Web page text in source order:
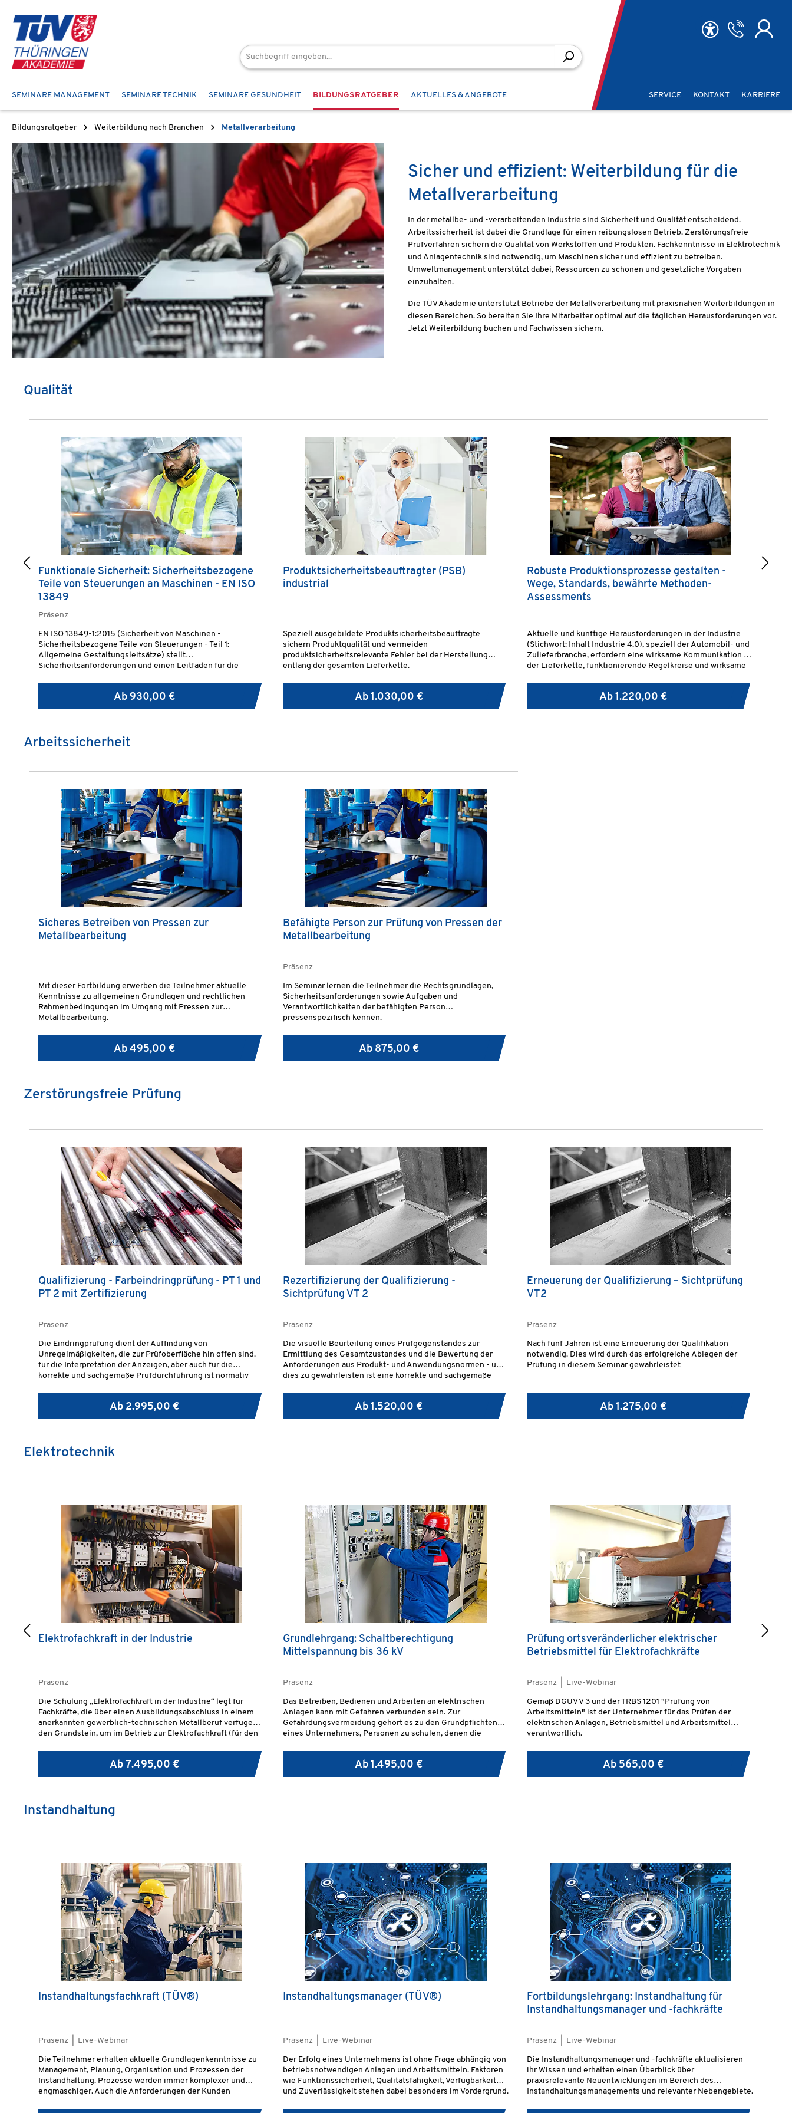
Hauptinhalt springen
Zur Suche springen
Zur Hauptnavigation springen
SEMINARE MANAGEMENT SEMINARE TECHNIK SEMINARE GESUNDHEIT BILDUNGSRATGEBER AKTUELLES & ANGEBOTE SERVICE KONTAKT KARRIERE
Bildungsratgeber Weiterbildung nach Branchen Metallverarbeitung
Sicher und effizient: Weiterbildung für die
Metallverarbeitung
In der metallbe- und -verarbeitenden Industrie sind Sicherheit und Qualität entscheidend.
Arbeitssicherheit ist dabei die Grundlage für einen reibungslosen Betrieb. Zerstörungsfreie
Prüfverfahren sichern die Qualität von Werkstoffen und Produkten. Fachkenntnisse in Elektrotechnik
und Anlagentechnik sind notwendig, um Maschinen sicher und effizient zu betreiben.
Umweltmanagement unterstützt dabei, Ressourcen zu schonen und gesetzliche Vorgaben
einzuhalten.
Die TÜV Akademie unterstützt Betriebe der Metallverarbeitung mit praxisnahen Weiterbildungen in
diesen Bereichen. So bereiten Sie Ihre Mitarbeiter optimal auf die täglichen Herausforderungen vor.
Jetzt Weiterbildung buchen und Fachwissen sichern.
Qualität
Funktionale Sicherheit: Sicherheitsbezogene
Teile von Steuerungen an Maschinen - EN ISO
13849
Präsenz
EN ISO 13849-1:2015 (Sicherheit von Maschinen -
Sicherheitsbezogene Teile von Steuerungen - Teil 1:
Allgemeine Gestaltungsleitsätze) stellt
Sicherheitsanforderungen und einen Leitfaden für die
sicherheitsbezogener Teile von Steuerungen im Kontext der
Sicherheit von Maschinen bereit.
Ab930,00 €
Produktsicherheitsbeauftragter (PSB)
industrial
Speziell ausgebildete Produktsicherheitsbeauftragte
sichern Produktqualität und vermeiden
produktsicherheitsrelevante Fehler bei der Herstellung
entlang der gesamten Lieferkette.
Ab 1.030,00 €
Robuste Produktionsprozesse gestalten -
Wege, Standards, bewährte Methoden-
Assessments
Aktuelle und künftige Herausforderungen in der Industrie
(Stichwort: Inhalt Industrie 4.0), speziell der Automobil- und
Zulieferbranche, erfordern eine wirksame Kommunikation in
der Lieferkette, funktionierende Regelkreise und wirksame
Ab1.220,00 €
Arbeitssicherheit
Sicheres Betreiben von Pressen zur
Metallbearbeitung
Mit dieser Fortbildung erwerben die Teilnehmer aktuelle
Kenntnisse zu allgemeinen Grundlagen und rechtlichen
Rahmenbedingungen im Umgang mit Pressen zur
Metallbearbeitung.
Ab495,00 €
Befähigte Person zur Prüfung von Pressen der
Metallbearbeitung
Präsenz
Im Seminar lernen die Teilnehmer die Rechtsgrundlagen,
Sicherheitsanforderungen sowie Aufgaben und
Verantwortlichkeiten der befähigten Person
pressenspezifisch kennen.
Ab 875,00 €
Zerstörungsfreie Prüfung
Qualifizierung - Farbeindringprüfung - PT 1 und
PT 2 mit Zertifizierung
Präsenz
Die Eindringprüfung dient der Auffindung von
Unregelmäßigkeiten, die zur Prüfoberfläche hin offen sind.
für die Interpretation der Anzeigen, aber auch für die
korrekte und sachgemäße Prüfdurchführung ist normativ
Ab 2.995,00 €
Rezertifizierung der Qualifizierung -
Sichtprüfung VT 2
Präsenz
Die visuelle Beurteilung eines Prüfgegenstandes zur
Ermittlung des Gesamtzustandes und die Bewertung der
Anforderungen aus Produkt- und Anwendungsnormen - um
dies zu gewährleisten ist eine korrekte und sachgemäße
Ab1.520,00 €
Erneuerung der Qualifizierung – Sichtprüfung
VT2
Präsenz
Nach fünf Jahren ist eine Erneuerung der Qualifikation
notwendig. Dies wird durch das erfolgreiche Ablegen der
Prüfung in diesem Seminar gewährleistet
Ab1.275,00 €
Elektrotechnik
Elektrofachkraft in der Industrie
Präsenz
Die Schulung „Elektrofachkraft in der Industrie“ legt für
Fachkräfte, die über einen Ausbildungsabschluss in einem
anerkannten gewerblich-technischen Metallberuf verfügen,
den Grundstein, um im Betrieb zur Elektrofachkraft (für den
benannt zu werden und elektrische Arbeiten im industriellen
Umfeld ausführen zu dürfen.
Ab7.495,00 €
Grundlehrgang: Schaltberechtigung
Mittelspannung bis 36 kV
Präsenz
Das Betreiben, Bedienen und Arbeiten an elektrischen
Anlagen kann mit Gefahren verbunden sein. Zur
Gefährdungsvermeidung gehört es zu den Grundpflichten
eines Unternehmers, Personen zu schulen, denen die
Ab1.495,00 €
Prüfung ortsveränderlicher elektrischer
Betriebsmittel für Elektrofachkräfte
Präsenz | Live-Webinar
Gemäß DGUV V 3 und der TRBS 1201 "Prüfung von
Arbeitsmitteln" ist der Unternehmer für das Prüfen der
elektrischen Anlagen, Betriebsmittel und Arbeitsmittel
verantwortlich.
Ab 565,00 €
Instandhaltung
Instandhaltungsfachkraft (TÜV®)
Präsenz | Live-Webinar
Die Teilnehmer erhalten aktuelle Grundlagenkenntnisse zu
Management, Planung, Organisation und Prozessen der
Instandhaltung. Prozesse werden immer komplexer und
engmaschiger. Auch die Anforderungen der Kunden
Instandhaltungsmanager (TÜV®)
Präsenz | Live-Webinar
Der Erfolg eines Unternehmens ist ohne Frage abhängig von
betriebsnotwendigen Anlagen und Arbeitsmitteln. Faktoren
wie Funktionssicherheit, Qualitätsfähigkeit, Verfügbarkeit
und Zuverlässigkeit stehen dabei besonders im Vordergrund.
Fortbildungslehrgang: Instandhaltung für
Instandhaltungsmanager und -fachkräfte
Präsenz | Live-Webinar
Die Instandhaltungsmanager und -fachkräfte aktualisieren
ihr Wissen und erhalten einen Überblick über
praxisrelevante Neuentwicklungen im Bereich des
Instandhaltungsmanagements und relevanter Nebengebiete.